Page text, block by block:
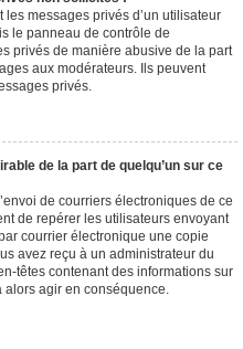
messages privés d’un utilisateur
le panneau de contrôle de
privés de manière abusive de la part
aux modérateurs. Ils peuvent
privés.
de la part de quelqu’un sur ce
de courriers électroniques de ce
de repérer les utilisateurs envoyant
courrier électronique une copie
avez reçu à un administrateur du
têtes contenant des informations sur
alors agir en conséquence.